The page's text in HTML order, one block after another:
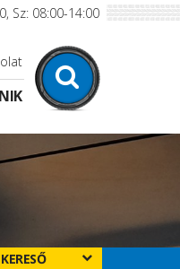
Sz: 08:00-14:00